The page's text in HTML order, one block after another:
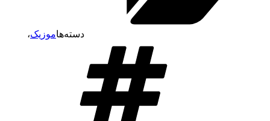
دسته‌هاموزیک،